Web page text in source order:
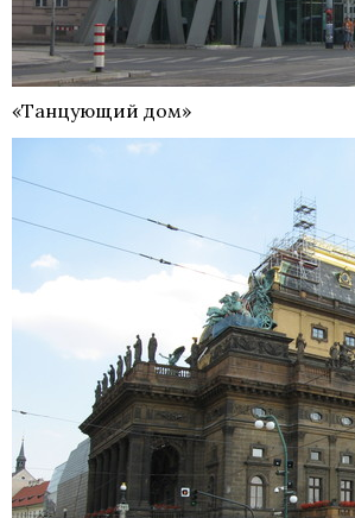
«Танцующий дом»